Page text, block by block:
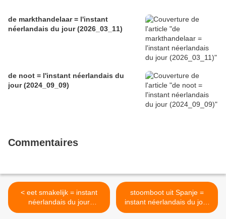
de markthandelaar = l'instant
néerlandais du jour (2026_03_11)
de noot = l'instant néerlandais du
jour (2024_09_09)
Commentaires
< eet smakelijk = instant
néerlandais du jour
(2021_11_26)
stoomboot uit Spanje =
instant néerlandais du jour
(2021_11_30) >